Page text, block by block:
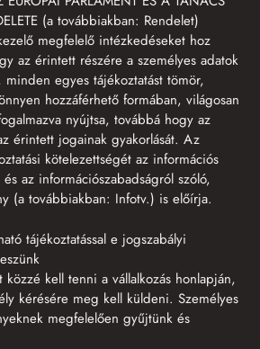
(a továbbiakban: Rendelet)
megfelelő intézkedéseket hoz
az érintett részére a személyes adatok
minden egyes tájékoztatást tömör,
hozzáférhető formában, világosan
nyújtsa, továbbá hogy az
érintett jogainak gyakorlását. Az
kötelezettségét az információs
az információszabadságról szóló,
(a továbbiakban: Infotv.) is előírja.
tájékoztatással e jogszabályi
kell tenni a vállalkozás honlapján,
kérésére meg kell küldeni. Személyes
megfelelően gyűjtünk és